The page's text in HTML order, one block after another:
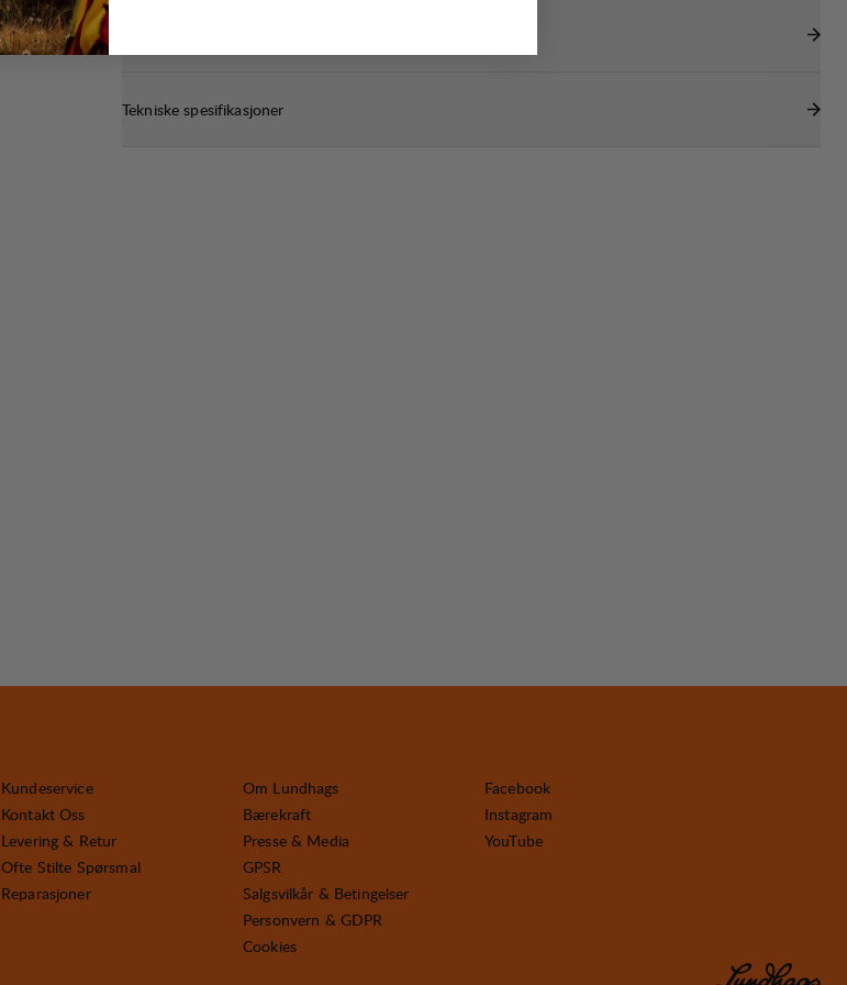
Tekniske spesifikasjoner
Kundeservice
Kontakt Oss
Levering & Retur
Ofte Stilte Spørsmal
Reparasjoner
Om Lundhags
Bærekraft
Presse & Media
GPSR
Salgsvilkår & Betingelser
Personvern & GDPR
Cookies
Facebook
Instagram
YouTube